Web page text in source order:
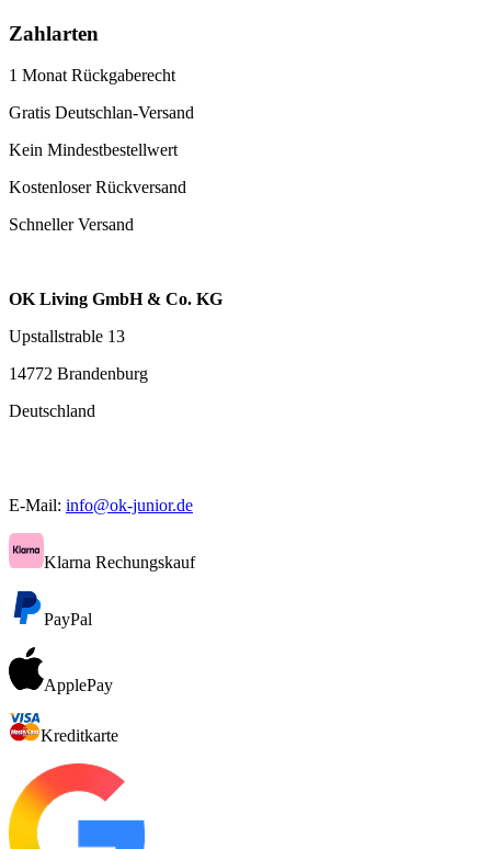
Zahlarten
1 Monat Rückgaberecht
Gratis Deutschlan-Versand
Kein Mindestbestellwert
Kostenloser Rückversand
Schneller Versand
OK Living GmbH & Co. KG
Upstallstrable 13
14772 Brandenburg
Deutschland
E-Mail: info@ok-junior.de
Klarna Rechungskauf
PayPal
ApplePay
Kreditkarte